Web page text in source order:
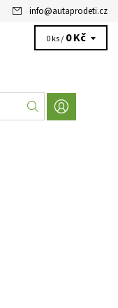
info@autaprodeti.cz
0 ks / 0 Kč